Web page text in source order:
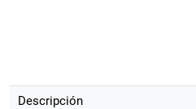
Descripción